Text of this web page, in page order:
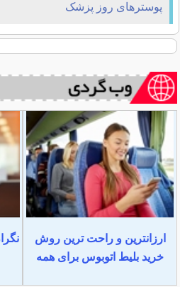
پوسترهای روز پزشک
ارزانترین و راحت ترین روش
خرید بلیط اتوبوس برای همه